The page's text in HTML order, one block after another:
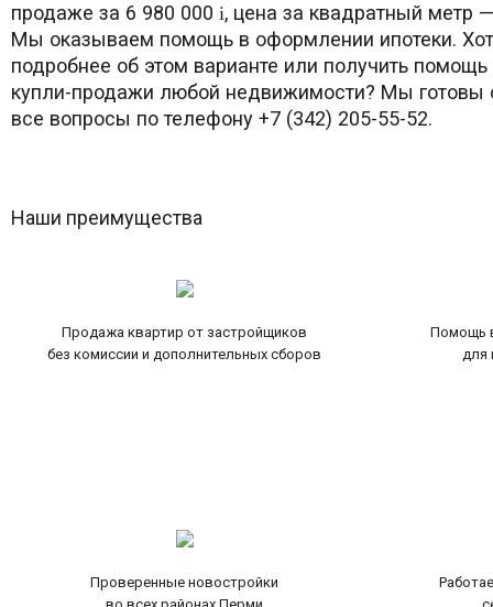
продаже за 6 980 000 i, цена за квадратный метр
Мы оказываем помощь в оформлении ипотеки.
подробнее об этом варианте или получить помощь
купли-продажи любой недвижимости? Мы готовы
все вопросы по телефону +7 (342) 205-55-52.
Наши преимущества
Продажа квартир от застройщиков
без комиссии и дополнительных сборов
Помощь
для
Проверенные новостройки